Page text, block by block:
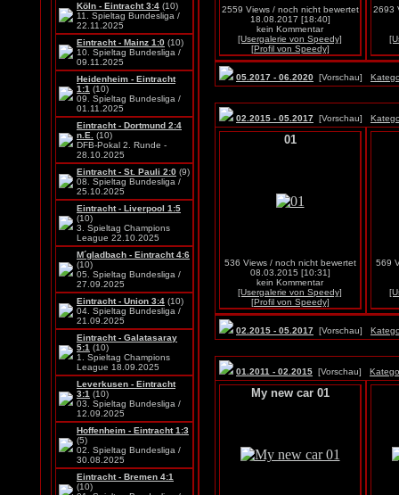
Köln - Eintracht 3:4 (10)
11. Spieltag Bundesliga /
22.11.2025
Eintracht - Mainz 1:0 (10)
10. Spieltag Bundesliga /
09.11.2025
Heidenheim - Eintracht
1:1 (10)
09. Spieltag Bundesliga /
01.11.2025
Eintracht - Dortmund 2:4
n.E.
(10)
DFB-Pokal 2. Runde -
28.10.2025
Eintracht - St. Pauli 2:0 (9)
08. Spieltag Bundesliga /
25.10.2025
Eintracht - Liverpool 1:5
(10)
3. Spieltag Champions
League 22.10.2025
M´gladbach - Eintracht 4:6
(10)
05. Spieltag Bundesliga /
27.09.2025
Eintracht - Union 3:4 (10)
04. Spieltag Bundesliga /
21.09.2025
Eintracht - Galatasaray
5:1 (10)
1. Spieltag Champions
League 18.09.2025
Leverkusen - Eintracht
3:1 (10)
03. Spieltag Bundesliga /
12.09.2025
Hoffenheim - Eintracht 1:3
(5)
02. Spieltag Bundesliga /
30.08.2025
Eintracht - Bremen 4:1
(10)
2559 Views / noch nicht bewertet
18.08.2017 [18:40]
kein Kommentar
[Usergalerie von Speedy]
[Profil von Speedy]
2693
05.2017 - 06.2020 [Vorschau]
02.2015 - 05.2017 [Vorschau]
01
536 Views / noch nicht bewertet
08.03.2015 [10:31]
kein Kommentar
[Usergalerie von Speedy]
[Profil von Speedy]
569
02.2015 - 05.2017 [Vorschau]
01.2011 - 02.2015 [Vorschau]
My new car 01